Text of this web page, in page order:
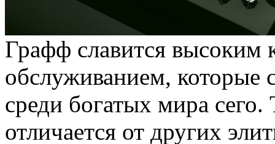
Графф славится высоким
обслуживанием, которые
среди богатых мира
отличается от других